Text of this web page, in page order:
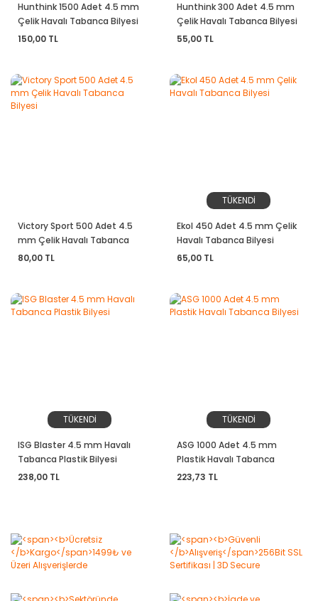
Hunthink 1500 Adet 4.5 mm
Çelik Havalı Tabanca Bilyesi
150,00 TL
Hunthink 300 Adet 4.5 mm
Çelik Havalı Tabanca Bilyesi
55,00 TL
Victory Sport 500 Adet 4.5
mm Çelik Havalı Tabanca
Bilyesi
80,00 TL
TÜKENDİ
Ekol 450 Adet 4.5 mm Çelik
Havalı Tabanca Bilyesi
65,00 TL
TÜKENDİ
ISG Blaster 4.5 mm Havalı
Tabanca Plastik Bilyesi
238,00 TL
TÜKENDİ
ASG 1000 Adet 4.5 mm
Plastik Havalı Tabanca
Bilyesi
223,73 TL